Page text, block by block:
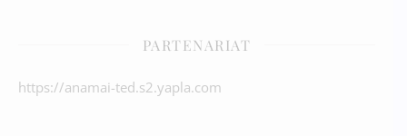
PARTENARIAT
https://anamai-ted.s2.yapla.com